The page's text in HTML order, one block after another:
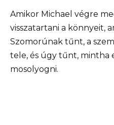
Amikor Michael végre
visszatartani a könnyeit,
Szomorúnak tűnt, a
tele, és úgy tűnt, mintha
mosolyogni.